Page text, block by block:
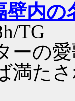
壁内の
TG
ーの
満た